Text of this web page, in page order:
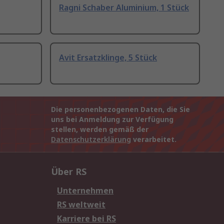
Ragni Schaber Aluminium, 1 Stück
Avit Ersatzklinge, 5 Stück
Die personenbezogenen Daten, die Sie
uns bei Anmeldung zur Verfügung
stellen, werden gemäß der
Datenschutzerklärung verarbeitet.
Über RS
Unternehmen
RS weltweit
Karriere bei RS